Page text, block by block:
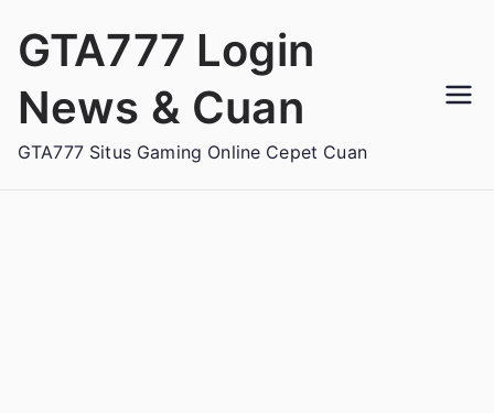
GTA777 Login
News & Cuan
GTA777 Situs Gaming Online Cepet Cuan